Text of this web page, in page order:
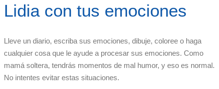
Lidia con tus emociones
Lleve un diario, escriba sus emociones, dibuje, coloree o haga
cualquier cosa que le ayude a procesar sus emociones. Como
mamá soltera, tendrás momentos de mal humor, y eso es normal.
No intentes evitar estas situaciones.